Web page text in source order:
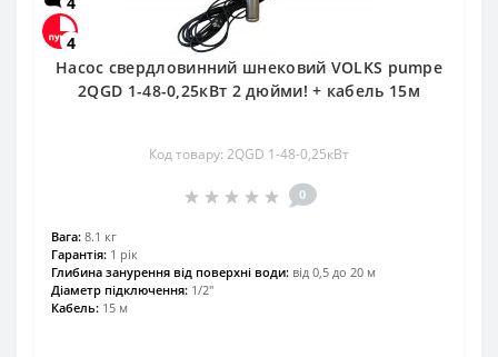
4
Насос свердловинний шнековий VOLKS pumpe
2QGD 1-48-0,25кВт 2 дюйми! + кабель 15м
Код товару: 2QGD 1-48-0,25кВт
0
Вага: 8.1 кг
Гарантія: 1 рік
Глибина занурення від поверхні води: від 0,5 до 20 м
Діаметр підключення: 1/2"
Кабель: 15 м